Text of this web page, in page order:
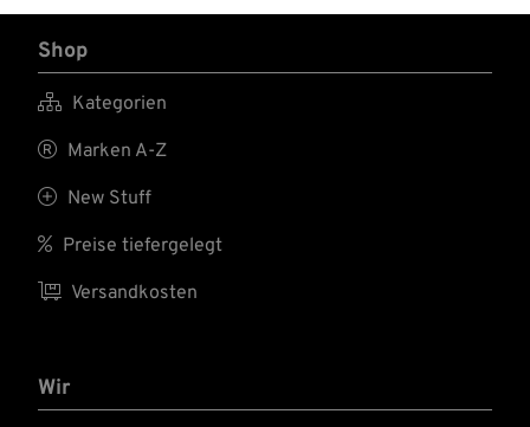
Shop
 Kategorien
 Marken A-Z
 New Stuff
 Preise tiefergelegt
 Versandkosten
Wir